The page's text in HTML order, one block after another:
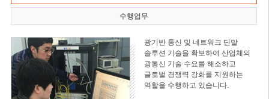
수행업무
광기반 통신 및 네트워크 단말
솔루션 기술을 확보하여 산업체의
광통신 기술 수요를 해소하고
글로벌 경쟁력 강화를 지원하는
역할을 수행하고 있습니다.